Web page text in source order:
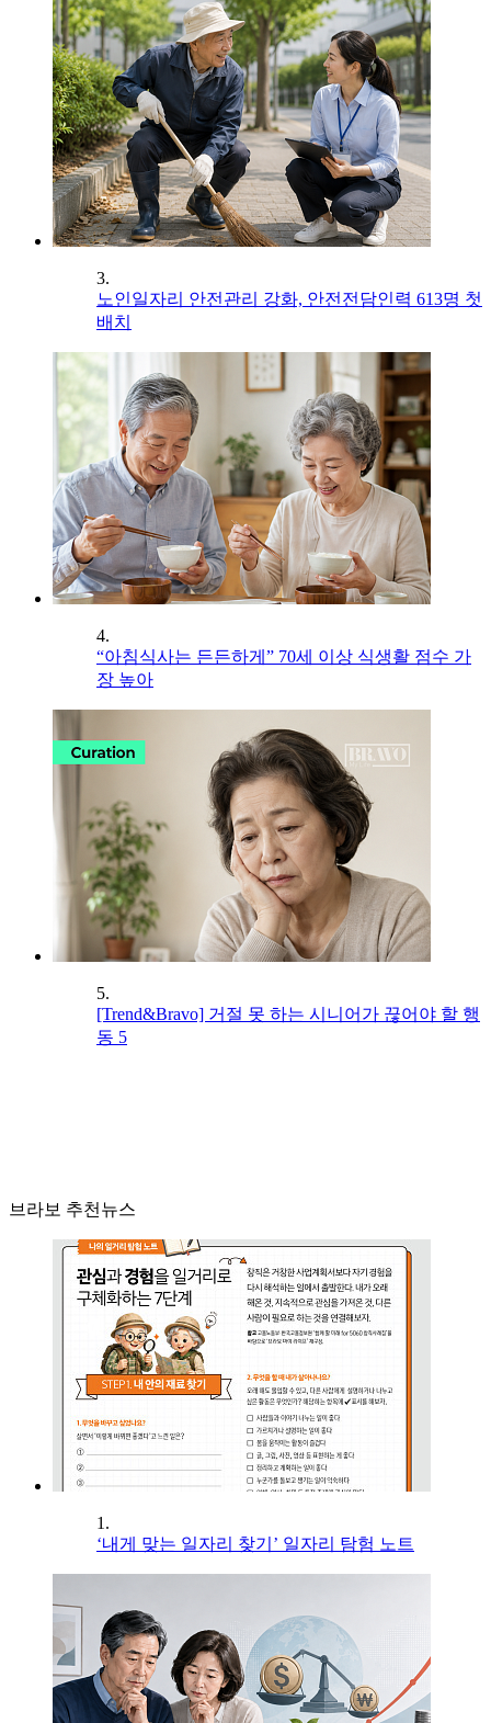
3.
노인일자리 안전관리 강화, 안전전담인력 613명 첫
배치
4.
“아침식사는 든든하게” 70세 이상 식생활 점수 가
장 높아
5.
[Trend&Bravo] 거절 못 하는 시니어가 끊어야 할 행
동 5
브라보 추천뉴스
1.
‘내게 맞는 일자리 찾기’ 일자리 탐험 노트